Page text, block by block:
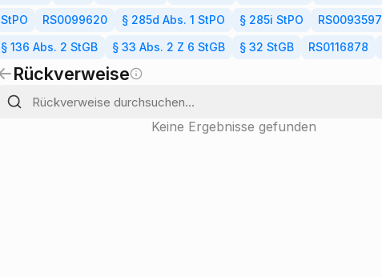
StPO RS0099620 § 285d Abs. 1 StPO § 285i StPO RS0093597
§ 136 Abs. 2 StGB § 33 Abs. 2 Z 6 StGB § 32 StGB RS0116878
Rückverweise
Keine Ergebnisse gefunden